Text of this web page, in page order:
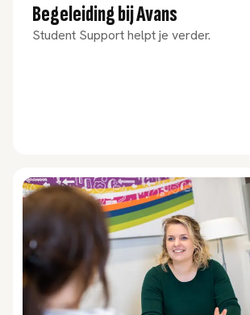
Begeleiding bij Avans
Student Support helpt je verder.